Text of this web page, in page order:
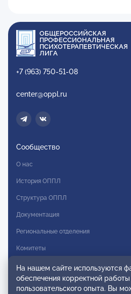
ОБЩЕРОССИЙСКАЯ
ПРОФЕССИОНАЛЬНАЯ
ПСИХОТЕРАПЕВТИЧЕСКАЯ
ЛИГА
+7 (963) 750-51-08
center@oppl.ru
Сообщество
О нас
История ОППЛ
Структура ОППЛ
Документация
Региональные отделения
Комитеты
Модальности
Вступление в ОППЛ
На нашем сайте используются
обеспечения корректной
пользовательского опыта. Вы